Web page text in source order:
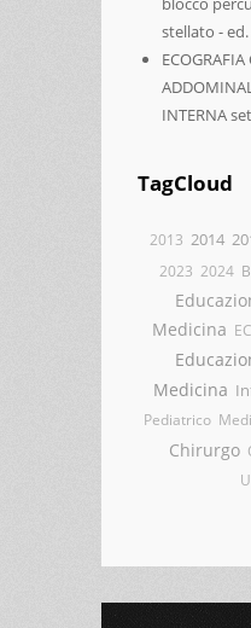
stellato -
INTERNA
TagCloud
2013 2014
2023 2024
Medicina
Medicina
Pediatrico
Chirurgo